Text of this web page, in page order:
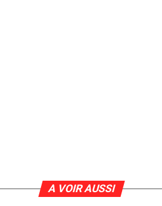
A VOIR AUSSI